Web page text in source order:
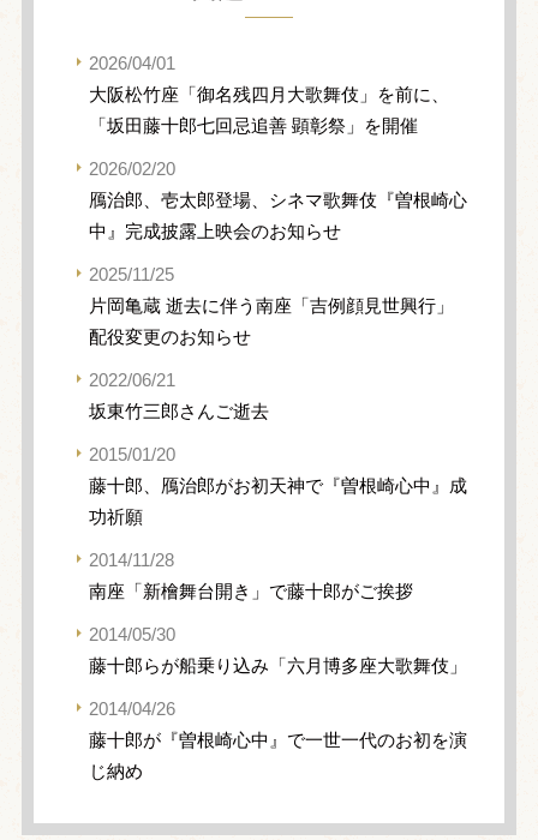
2026/04/01
大阪松竹座「御名残四月大歌舞伎」を前に、
「坂田藤十郎七回忌追善 顕彰祭」を開催
2026/02/20
鴈治郎、壱太郎登場、シネマ歌舞伎『曽根崎心
中』完成披露上映会のお知らせ
2025/11/25
片岡亀蔵 逝去に伴う南座「吉例顔見世興行」
配役変更のお知らせ
2022/06/21
坂東竹三郎さんご逝去
2015/01/20
藤十郎、鴈治郎がお初天神で『曽根崎心中』成
功祈願
2014/11/28
南座「新檜舞台開き」で藤十郎がご挨拶
2014/05/30
藤十郎らが船乗り込み「六月博多座大歌舞伎」
2014/04/26
藤十郎が『曽根崎心中』で一世一代のお初を演
じ納め